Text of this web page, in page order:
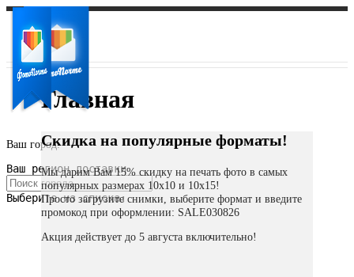
Ваш город:
Ваш регион доставки
Выберите из списка:
Главная
Скидка на популярные форматы!
Мы дарим Вам 15% скидку на печать фото в самых
популярных размерах 10х10 и 10х15!
Просто загрузите снимки, выберите формат и введите
промокод при оформлении: SALE030826
Акция действует до 5 августа включительно!